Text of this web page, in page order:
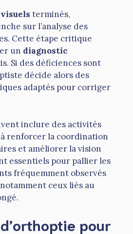
terminés,
sur l’analyse des
Cette étape critique
un diagnostic
Si des déficiences sont
décide alors des
adaptés pour corriger
inclure des activités
renforcer la coordination
et améliorer la vision
essentiels pour pallier les
fréquemment observés
ceux liés au
pour